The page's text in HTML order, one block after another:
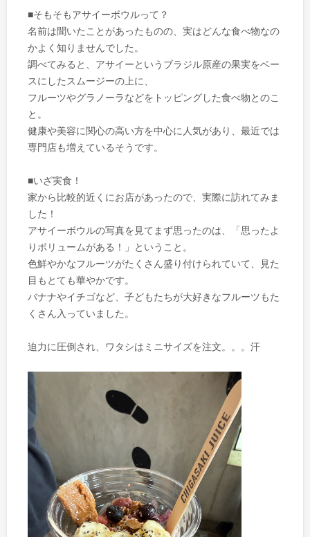
■そもそもアサイーボウルって？
名前は聞いたことがあったものの、実はどんな食べ物なの
かよく知りませんでした。
調べてみると、アサイーというブラジル原産の果実をベー
スにしたスムージーの上に、
フルーツやグラノーラなどをトッピングした食べ物とのこ
と。
健康や美容に関心の高い方を中心に人気があり、最近では
専門店も増えているそうです。
■いざ実食！
家から比較的近くにお店があったので、実際に訪れてみま
した！
アサイーボウルの写真を見てまず思ったのは、「思ったよ
りボリュームがある！」ということ。
色鮮やかなフルーツがたくさん盛り付けられていて、見た
目もとても華やかです。
バナナやイチゴなど、子どもたちが大好きなフルーツもた
くさん入っていました。
迫力に圧倒され、ワタシはミニサイズを注文。。。汗